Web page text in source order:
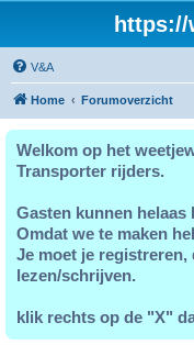
https://
V&A
Home Forumoverzicht
Welkom op het
Transporter rijders.
Gasten kunnen helaas
Omdat we te maken
Je moet je
lezen/schrijven.
klik rechts op de "X"